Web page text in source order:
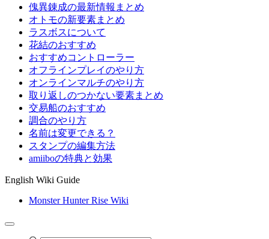
傀異錬成の最新情報まとめ
オトモの新要素まとめ
ラスボスについて
花結のおすすめ
おすすめコントローラー
オフラインプレイのやり方
オンラインマルチのやり方
取り返しのつかない要素まとめ
交易船のおすすめ
調合のやり方
名前は変更できる？
スタンプの編集方法
amiiboの特典と効果
English Wiki Guide
Monster Hunter Rise Wiki